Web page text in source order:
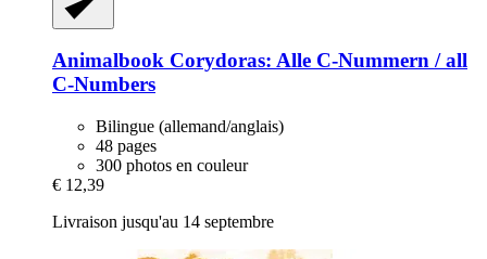
Animalbook Corydoras: Alle C-​Nummern / all
C-​Numbers
Bilingue (allemand/anglais)
48 pages
300 photos en couleur
€ 12,39
Livraison jusqu'au 14 septembre